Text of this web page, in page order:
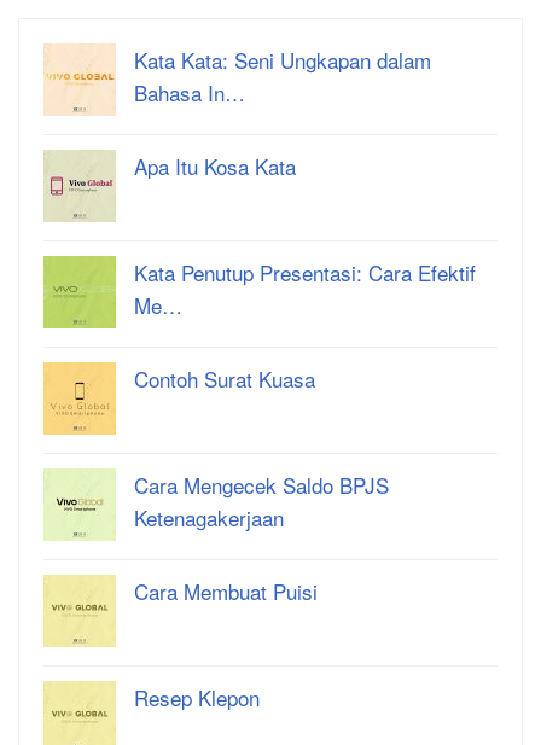
Kata Kata: Seni Ungkapan dalam
Bahasa In…
Apa Itu Kosa Kata
Kata Penutup Presentasi: Cara Efektif
Me…
Contoh Surat Kuasa
Cara Mengecek Saldo BPJS
Ketenagakerjaan
Cara Membuat Puisi
Resep Klepon